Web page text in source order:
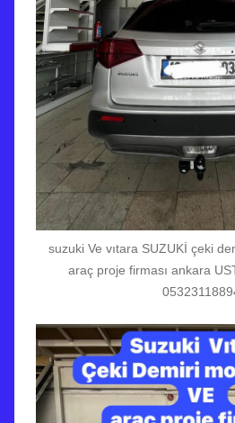
suzuki Ve vıtara SUZUKİ çeki
araç proje firması ankara